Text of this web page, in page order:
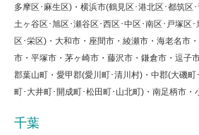
多摩区･麻生区)・横浜市(鶴見区･港北区･都筑区
土ヶ谷区･旭区･瀬谷区･西区･中区･南区･戸塚区
区･栄区)・大和市・座間市・綾瀬市・海老名市
市・平塚市・茅ヶ崎市・藤沢市・鎌倉市・逗子
郡葉山町・愛甲郡(愛川町･清川村)・中郡(大磯
町･大井町･開成町･松田町･山北町)・南足柄市・
千葉